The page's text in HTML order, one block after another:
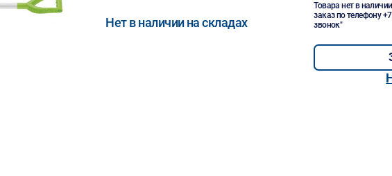
Нет в наличии на складах
Товара нет в
заказ по телефону
звонок"